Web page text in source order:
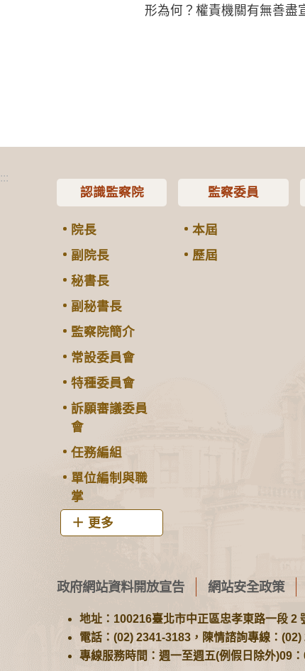
形為何？權責機關有無善盡
:::
認識監察院
院長
副院長
秘書長
副秘書長
監察院簡介
常設委員會
特種委員會
訴願審議委員
會
任務編組
單位編制與職
掌
更多
監察委員
本屆
歷屆
政府網站資料開放宣告 網站安全政策
地址：100216臺北市中正區忠孝東路一段 2
電話：(02) 2341-3183，陳情諮詢專線：
專線服務時間：週一至週五(例假日除外)09